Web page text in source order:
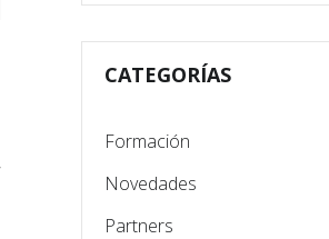
CATEGORÍAS
Formación
Novedades
Partners